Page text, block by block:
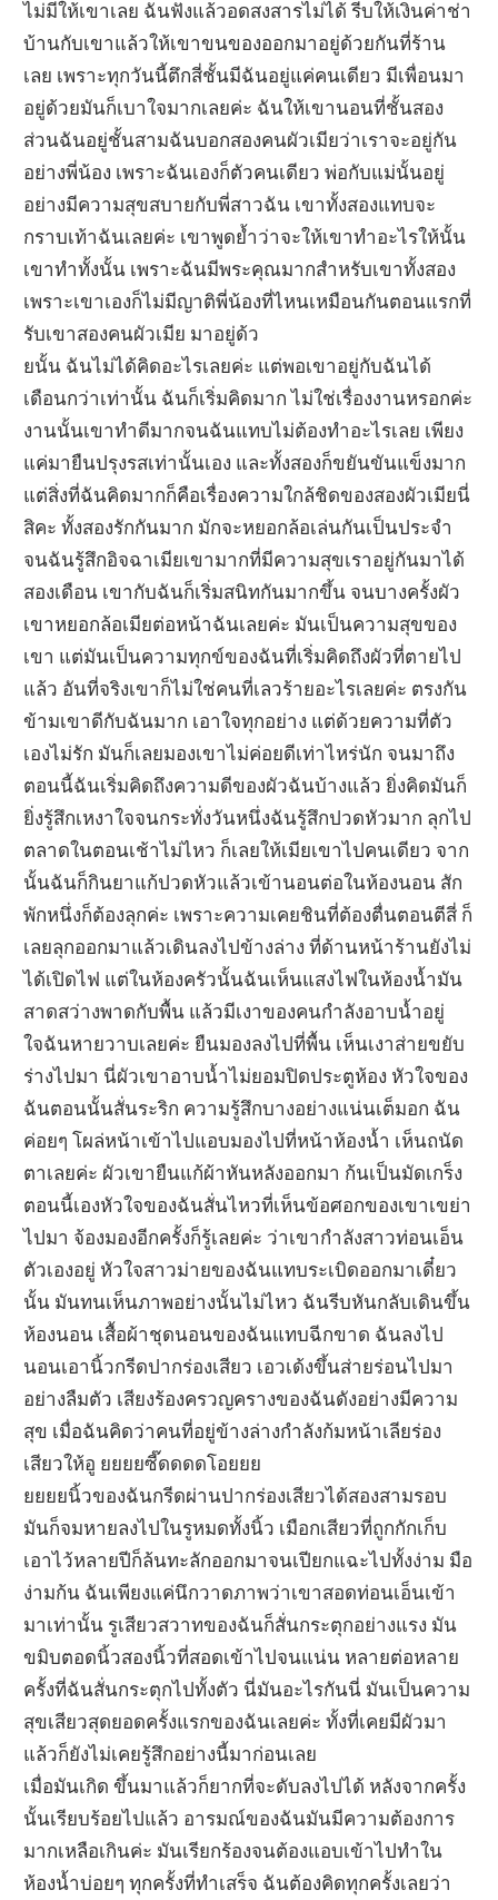
ไม่มีให้เขาเลย ฉันฟังแล้วอดสงสารไม่ได้ รีบให้เงินค่าช่า
บ้านกับเขาแล้วให้เขาขนของออกมาอยู่ด้วยกันที่ร้าน
เลย เพราะทุกวันนี้ตึกสี่ชั้นมีฉันอยู่แค่คนเดียว มีเพื่อนมา
อยู่ด้วยมันก็เบาใจมากเลยค่ะ ฉันให้เขานอนที่ชั้นสอง
ส่วนฉันอยู่ชั้นสามฉันบอกสองคนผัวเมียว่าเราจะอยู่กัน
อย่างพี่น้อง เพราะฉันเองก็ตัวคนเดียว พ่อกับแม่นั้นอยู่
อย่างมีความสุขสบายกับพี่สาวฉัน เขาทั้งสองแทบจะ
กราบเท้าฉันเลยค่ะ เขาพูดย้ำว่าจะให้เขาทำอะไรให้นั้น
เขาทำทั้งนั้น เพราะฉันมีพระคุณมากสำหรับเขาทั้งสอง
เพราะเขาเองก็ไม่มีญาติพี่น้องที่ไหนเหมือนกันตอนแรกที่
รับเขาสองคนผัวเมีย มาอยู่ด้ว
ยนั้น ฉันไม่ได้คิดอะไรเลยค่ะ แต่พอเขาอยู่กับฉันได้
เดือนกว่าเท่านั้น ฉันก็เริ่มคิดมาก ไม่ใช่เรื่องงานหรอกค่ะ
งานนั้นเขาทำดีมากจนฉันแทบไม่ต้องทำอะไรเลย เพียง
แค่มายืนปรุงรสเท่านั้นเอง และทั้งสองก็ขยันขันแข็งมาก
แต่สิ่งที่ฉันคิดมากก็คือเรื่องความใกล้ชิดของสองผัวเมียนี่
สิคะ ทั้งสองรักกันมาก มักจะหยอกล้อเล่นกันเป็นประจำ
จนฉันรู้สึกอิจฉาเมียเขามากที่มีความสุขเราอยู่กันมาได้
สองเดือน เขากับฉันก็เริ่มสนิทกันมากขึ้น จนบางครั้งผัว
เขาหยอกล้อเมียต่อหน้าฉันเลยค่ะ มันเป็นความสุขของ
เขา แต่มันเป็นความทุกข์ของฉันที่เริ่มคิดถึงผัวที่ตายไป
แล้ว อันที่จริงเขาก็ไม่ใช่คนที่เลวร้ายอะไรเลยค่ะ ตรงกัน
ข้ามเขาดีกับฉันมาก เอาใจทุกอย่าง แต่ด้วยความที่ตัว
เองไม่รัก มันก็เลยมองเขาไม่ค่อยดีเท่าไหร่นัก จนมาถึง
ตอนนี้ฉันเริ่มคิดถึงความดีของผัวฉันบ้างแล้ว ยิ่งคิดมันก็
ยิ่งรู้สึกเหงาใจจนกระทั่งวันหนึ่งฉันรู้สึกปวดหัวมาก ลุกไป
ตลาดในตอนเช้าไม่ไหว ก็เลยให้เมียเขาไปคนเดียว จาก
นั้นฉันก็กินยาแก้ปวดหัวแล้วเข้านอนต่อในห้องนอน สัก
พักหนึ่งก็ต้องลุกค่ะ เพราะความเคยชินที่ต้องตื่นตอนตีสี่ ก็
เลยลุกออกมาแล้วเดินลงไปข้างล่าง ที่ด้านหน้าร้านยังไม่
ได้เปิดไฟ แต่ในห้องครัวนั้นฉันเห็นแสงไฟในห้องน้ำมัน
สาดสว่างพาดกับพื้น แล้วมีเงาของคนกำลังอาบน้ำอยู่
ใจฉันหายวาบเลยค่ะ ยืนมองลงไปที่พื้น เห็นเงาส่ายขยับ
ร่างไปมา นี่ผัวเขาอาบน้ำไม่ยอมปิดประตูห้อง หัวใจของ
ฉันตอนนั้นสั่นระริก ความรู้สึกบางอย่างแน่นเต็มอก ฉัน
ค่อยๆ โผล่หน้าเข้าไปแอบมองไปที่หน้าห้องน้ำ เห็นถนัด
ตาเลยค่ะ ผัวเขายืนแก้ผ้าหันหลังออกมา ก้นเป็นมัดเกร็ง
ตอนนี้เองหัวใจของฉันสั่นไหวที่เห็นข้อศอกของเขาเขย่า
ไปมา จ้องมองอีกครั้งก็รู้เลยค่ะ ว่าเขากำลังสาวท่อนเอ็น
ตัวเองอยู่ หัวใจสาวม่ายของฉันแทบระเบิดออกมาเดี๋ยว
นั้น มันทนเห็นภาพอย่างนั้นไม่ไหว ฉันรีบหันกลับเดินขึ้น
ห้องนอน เสื้อผ้าชุดนอนของฉันแทบฉีกขาด ฉันลงไป
นอนเอานิ้วกรีดปากร่องเสียว เอวเด้งขึ้นส่ายร่อนไปมา
อย่างลืมตัว เสียงร้องครวญครางของฉันดังอย่างมีความ
สุข เมื่อฉันคิดว่าคนที่อยู่ข้างล่างกำลังก้มหน้าเลียร่อง
เสียวให้อู ยยยยซี๊ดดดดโอยยย
ยยยยนิ้วของฉันกรีดผ่านปากร่องเสียวได้สองสามรอบ
มันก็จมหายลงไปในรูหมดทั้งนิ้ว เมือกเสียวที่ถูกกักเก็บ
เอาไว้หลายปีก็ล้นทะลักออกมาจนเปียกแฉะไปทั้งง่าม มือ
ง่ามก้น ฉันเพียงแค่นึกวาดภาพว่าเขาสอดท่อนเอ็นเข้า
มาเท่านั้น รูเสียวสวาทของฉันก็สั่นกระตุกอย่างแรง มัน
ขมิบตอดนิ้วสองนิ้วที่สอดเข้าไปจนแน่น หลายต่อหลาย
ครั้งที่ฉันสั่นกระตุกไปทั้งตัว นี่มันอะไรกันนี่ มันเป็นความ
สุขเสียวสุดยอดครั้งแรกของฉันเลยค่ะ ทั้งที่เคยมีผัวมา
แล้วก็ยังไม่เคยรู้สึกอย่างนี้มาก่อนเลย
เมื่อมันเกิด ขึ้นมาแล้วก็ยากที่จะดับลงไปได้ หลังจากครั้ง
นั้นเรียบร้อยไปแล้ว อารมณ์ของฉันมันมีความต้องการ
มากเหลือเกินค่ะ มันเรียกร้องจนต้องแอบเข้าไปทำใน
ห้องน้ำบ่อยๆ ทุกครั้งที่ทำเสร็จ ฉันต้องคิดทุกครั้งเลยว่า